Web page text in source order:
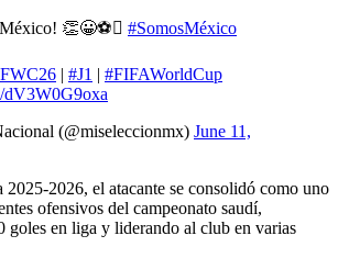
👏😀⚽ #SomosMéxico
| #J1 | #FIFAWorldCup
dV3W0G9oxa
(@miseleccionmx) June 11,
2025-2026, el atacante se consolidó como uno
ofensivos del campeonato saudí,
goles en liga y liderando al club en varias